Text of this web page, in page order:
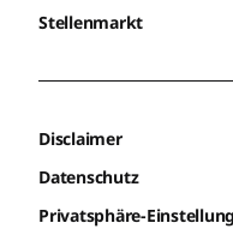
Stellenmarkt
Disclaimer
Datenschutz
Privatsphäre-